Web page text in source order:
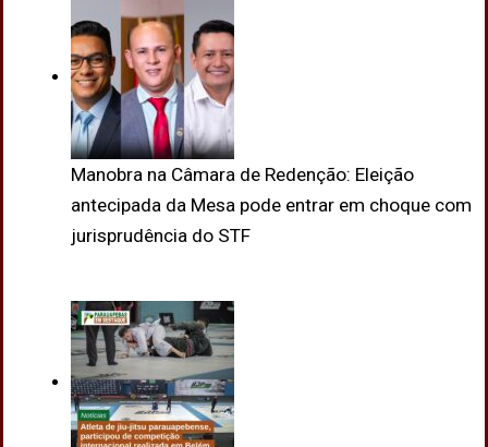
Manobra na Câmara de Redenção: Eleição
antecipada da Mesa pode entrar em choque com
jurisprudência do STF